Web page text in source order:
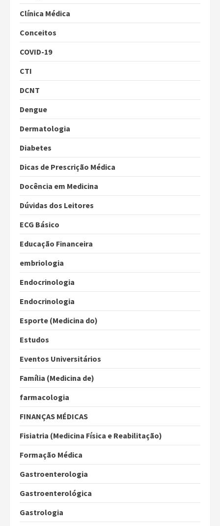
Clínica Médica
Conceitos
COVID-19
CTI
DCNT
Dengue
Dermatologia
Diabetes
Dicas de Prescrição Médica
Docência em Medicina
Dúvidas dos Leitores
ECG Básico
Educação Financeira
embriologia
Endocrinologia
Endocrinologia
Esporte (Medicina do)
Estudos
Eventos Universitários
Família (Medicina de)
farmacologia
FINANÇAS MÉDICAS
Fisiatria (Medicina Física e Reabilitação)
Formação Médica
Gastroenterologia
Gastroenterológica
Gastrologia